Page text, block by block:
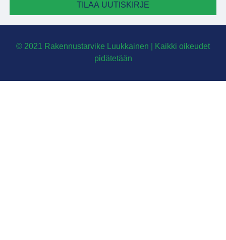
TILAA UUTISKIRJE
© 2021 Rakennustarvike Luukkainen | Kaikki oikeudet
pidätetään